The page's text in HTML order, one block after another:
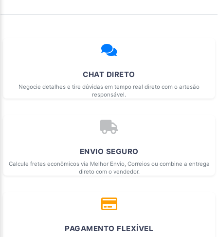
CHAT DIRETO
Negocie detalhes e tire dúvidas em tempo real direto com o artesão
responsável.
ENVIO SEGURO
Calcule fretes econômicos via Melhor Envio, Correios ou combine a entrega
direto com o vendedor.
PAGAMENTO FLEXÍVEL